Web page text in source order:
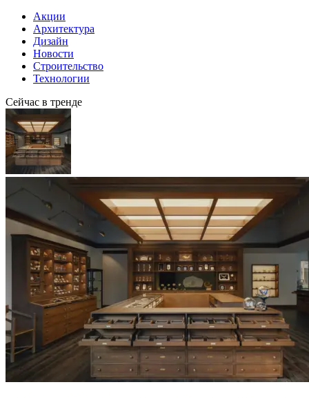
Акции
Архитектура
Дизайн
Новости
Строительство
Технологии
Сейчас в тренде